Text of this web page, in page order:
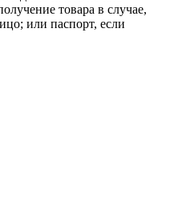
товара в случае,
или паспорт, если